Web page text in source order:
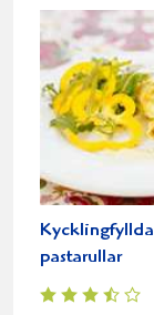
Kycklingfyllda
pastarullar